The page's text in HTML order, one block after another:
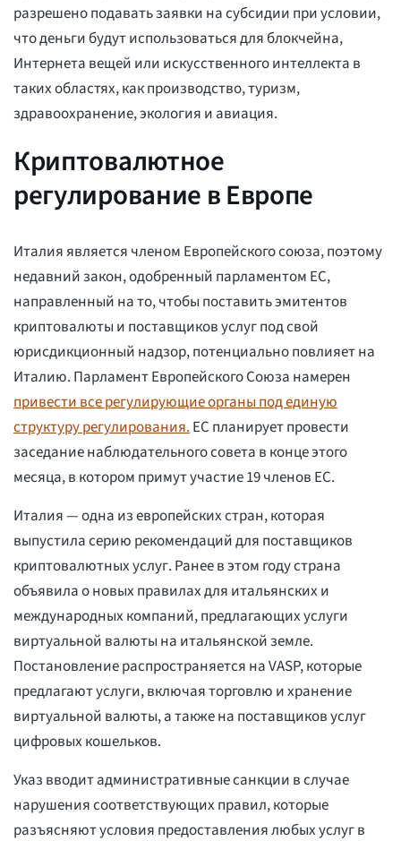
разрешено подавать заявки на субсидии при условии,
что деньги будут использоваться для блокчейна,
Интернета вещей или искусственного интеллекта в
таких областях, как производство, туризм,
здравоохранение, экология и авиация.
Криптовалютное
регулирование в Европе
Италия является членом Европейского союза, поэтому
недавний закон, одобренный парламентом ЕС,
направленный на то, чтобы поставить эмитентов
криптовалюты и поставщиков услуг под свой
юрисдикционный надзор, потенциально повлияет на
Италию. Парламент Европейского Союза намерен
привести все регулирующие органы под единую
структуру регулирования. ЕС планирует провести
заседание наблюдательного совета в конце этого
месяца, в котором примут участие 19 членов ЕС.
Италия — одна из европейских стран, которая
выпустила серию рекомендаций для поставщиков
криптовалютных услуг. Ранее в этом году страна
объявила о новых правилах для итальянских и
международных компаний, предлагающих услуги
виртуальной валюты на итальянской земле.
Постановление распространяется на VASP, которые
предлагают услуги, включая торговлю и хранение
виртуальной валюты, а также на поставщиков услуг
цифровых кошельков.
Указ вводит административные санкции в случае
нарушения соответствующих правил, которые
разъясняют условия предоставления любых услуг в